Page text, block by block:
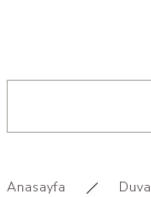
Anasayfa